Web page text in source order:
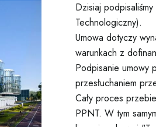
Dzisiaj
Technologiczny).
Umowa dotyczy
warunkach z
Podpisanie umowy
przesłuchaniem
Cały proces
PPNT. W tym